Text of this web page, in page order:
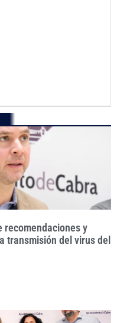
recomendaciones y
transmisión del virus del